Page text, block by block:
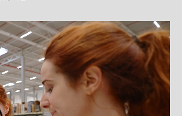
neue Produkte,
sein könnte.